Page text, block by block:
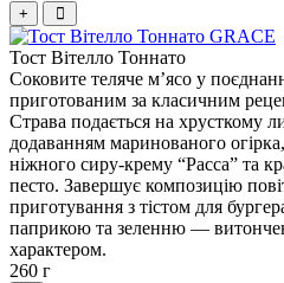
+
Тост Вітелло Тоннато
Соковите теляче м’ясо у
приготованим за класичним
Страва подається на хрусткому
додаванням маринованого
ніжного сиру-крему “Расса” та
песто. Завершує композицію
приготування з тістом для
паприкою та зеленню —
характером.
260 г